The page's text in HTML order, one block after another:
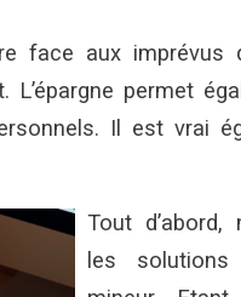
face aux
permet
Il est vrai
Tout
les solutions